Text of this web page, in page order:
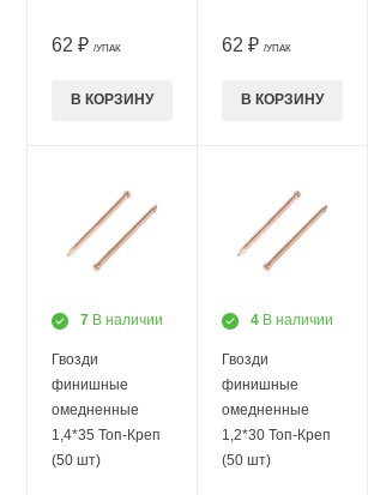
62 ₽ /УПАК
В КОРЗИНУ
62 ₽ /УПАК
В КОРЗИНУ
7 В наличии
Гвозди
финишные
омедненные
1,4*35 Топ-Креп
(50 шт)
4 В наличии
Гвозди
финишные
омедненные
1,2*30 Топ-Креп
(50 шт)